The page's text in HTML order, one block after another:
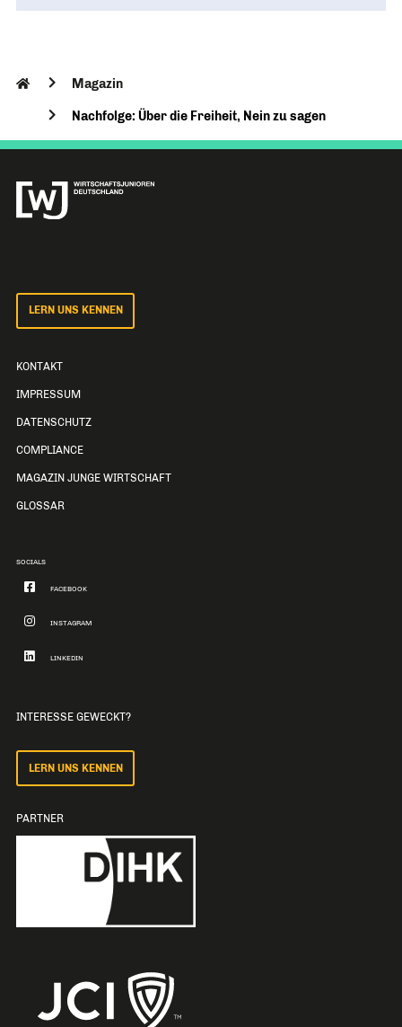
Magazin
Nachfolge: Über die Freiheit, Nein zu sagen
LERN UNS KENNEN
KONTAKT
IMPRESSUM
DATENSCHUTZ
COMPLIANCE
MAGAZIN JUNGE WIRTSCHAFT
GLOSSAR
SOCIALS
FACEBOOK
INSTAGRAM
LINKEDIN
INTERESSE GEWECKT?
LERN UNS KENNEN
PARTNER